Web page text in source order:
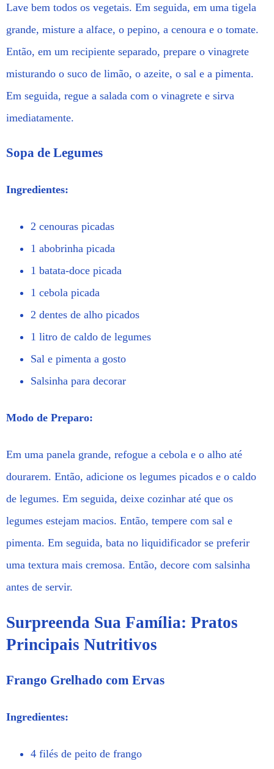
Lave bem todos os vegetais. Em seguida, em uma tigela
grande, misture a alface, o pepino, a cenoura e o tomate.
Então, em um recipiente separado, prepare o vinagrete
misturando o suco de limão, o azeite, o sal e a pimenta.
Em seguida, regue a salada com o vinagrete e sirva
imediatamente.
Sopa de Legumes
Ingredientes:
2 cenouras picadas
1 abobrinha picada
1 batata-doce picada
1 cebola picada
2 dentes de alho picados
1 litro de caldo de legumes
Sal e pimenta a gosto
Salsinha para decorar
Modo de Preparo:
Em uma panela grande, refogue a cebola e o alho até
dourarem. Então, adicione os legumes picados e o caldo
de legumes. Em seguida, deixe cozinhar até que os
legumes estejam macios. Então, tempere com sal e
pimenta. Em seguida, bata no liquidificador se preferir
uma textura mais cremosa. Então, decore com salsinha
antes de servir.
Surpreenda Sua Família: Pratos
Principais Nutritivos
Frango Grelhado com Ervas
Ingredientes:
4 filés de peito de frango